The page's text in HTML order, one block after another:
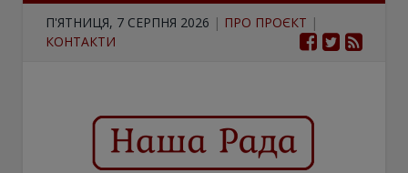
П'ЯТНИЦЯ, 7 СЕРПНЯ 2026 | ПРО ПРОЄКТ |
КОНТАКТИ